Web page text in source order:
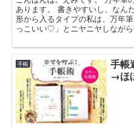
あります。 書きやすいし、なん
形から入るタイプの私は、万年
っこいい♡」とニヤニヤしなが
手帳
手帳
→ほ